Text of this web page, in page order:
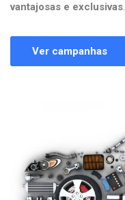
vantajosas e exclusivas.
Ver campanhas